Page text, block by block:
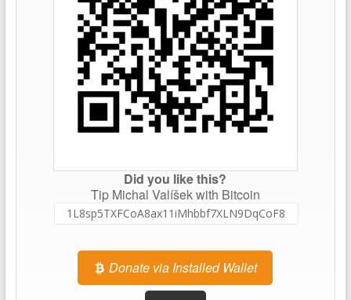
Did you like this?
Tip Michal Valíšek with Bitcoin
Donate via Installed Wallet